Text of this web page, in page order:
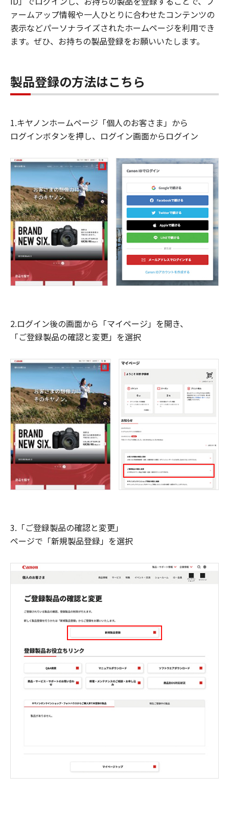
ァームアップ情報や一人ひとりに合わせたコンテンツの
表示などパーソナライズされたホームページを利用でき
ます。ぜひ、お持ちの製品登録をお願いいたします。
製品登録の方法はこちら
1.キヤノンホームページ「個人のお客さま」から
ログインボタンを押し、ログイン画面からログイン
2.ログイン後の画面から「マイページ」を開き、
「ご登録製品の確認と変更」を選択
3.「ご登録製品の確認と変更」
ページで「新規製品登録」を選択